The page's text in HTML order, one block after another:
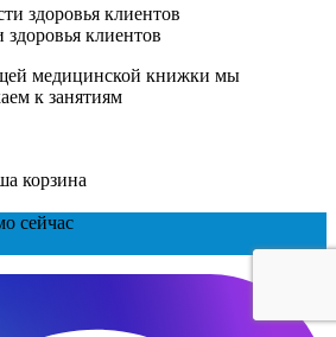
здоровья клиентов
медицинской книжки мы
к занятиям
корзина
сейчас